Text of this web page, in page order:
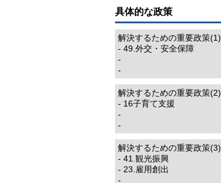
具体的な政策
解決するための重要政策(1)
- 49.外交・安全保障
-
-
解決するための重要政策(2)
- 16子育て支援
-
-
解決するための重要政策(3)
- 41.観光振興
- 23.雇用創出
-